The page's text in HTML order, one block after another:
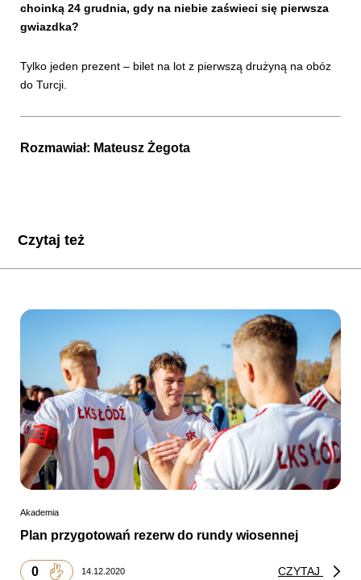
choinką 24 grudnia, gdy na niebie zaświeci się pierwsza
gwiazdka?
Tylko jeden prezent – bilet na lot z pierwszą drużyną na obóz
do Turcji.
Rozmawiał: Mateusz Żegota
Czytaj też
Akademia
Plan przygotowań rezerw do rundy wiosennej
0 14.12.2020 CZYTAJ